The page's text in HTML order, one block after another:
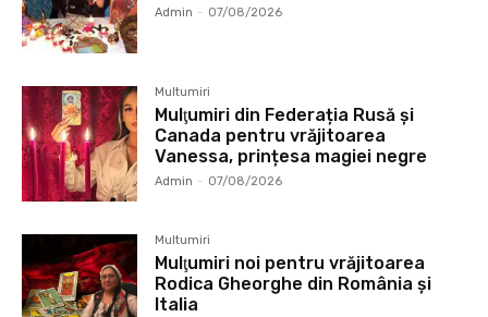
Admin - 07/08/2026
Multumiri
Mulţumiri din Federația Rusă și
Canada pentru vrăjitoarea
Vanessa, prințesa magiei negre
Admin - 07/08/2026
Multumiri
Mulţumiri noi pentru vrăjitoarea
Rodica Gheorghe din România și
Italia